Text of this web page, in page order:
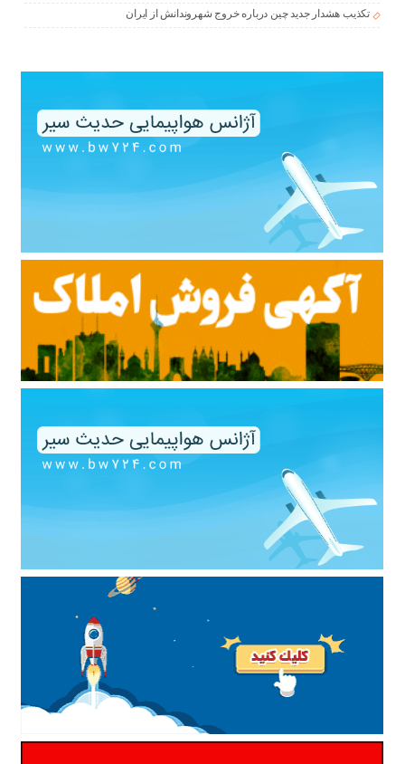
تکذیب هشدار جدید چین درباره خروج شهروندانش از ایران